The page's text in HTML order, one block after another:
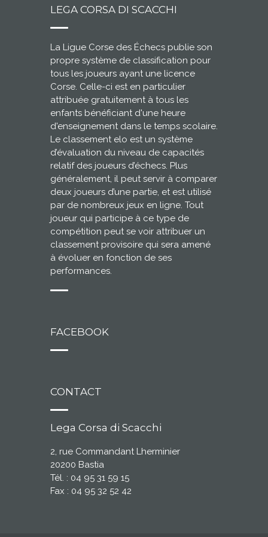
LEGA CORSA DI SCACCHI
La Ligue Corse des Échecs publie son
propre système de classification pour
tous les joueurs ayant une licence
Corse. Celle-ci est en particulier
attribuée gratuitement à tous les
enfants bénéficiant d'une heure
d'enseignement dans le temps scolaire.
Le classement elo est un système
d’évaluation du niveau de capacités
relatif des joueurs d’échecs. Plus
généralement, il peut servir à comparer
deux joueurs d’une partie, et est utilisé
par de nombreux jeux en ligne. Tout
joueur qui participe à ce type de
compétition peut se voir attribuer un
classement provisoire qui sera amené
à évoluer en fonction de ses
performances.
FACEBOOK
CONTACT
Lega Corsa di Scacchi
2, rue Commandant Lherminier
20200 Bastia
Tél. : 04 95 31 59 15
Fax : 04 95 32 52 42